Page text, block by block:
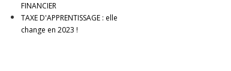
FINANCIER
TAXE D'APPRENTISSAGE : elle
change en 2023 !